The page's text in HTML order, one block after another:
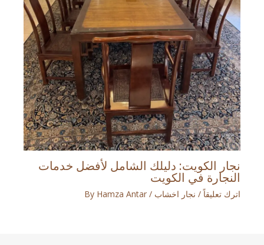
نجار الكويت: دليلك الشامل لأفضل خدمات
النجارة في الكويت
اترك تعليقاً / نجار اخشاب / By
Hamza Antar